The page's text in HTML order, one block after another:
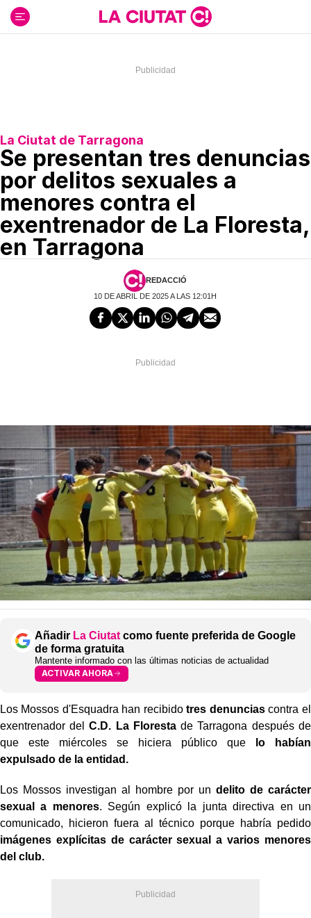
contenido
La Ciutat de Tarragona
Se presentan tres denuncias
por delitos sexuales a
menores contra el
exentrenador de La Floresta,
en Tarragona
REDACCIÓ
10 DE ABRIL DE 2025 A LAS 12:01H
Añadir La Ciutat como fuente preferida de Google
de forma gratuita
Mantente informado con las últimas noticias de actualidad
ACTIVAR AHORA
Los Mossos d'Esquadra han recibidotres denunciascontra el
exentrenador delC.D. La Florestade Tarragona después de
que este miércoles se hiciera público que
lo habían
expulsado de la entidad.
Los Mossos investigan al hombre por un delito de carácter
sexual a menores. Según explicó la junta directiva en un
comunicado, hicieron fuera al técnico porque habría pedido
imágenes explícitas de carácter sexual a varios menores
del club.